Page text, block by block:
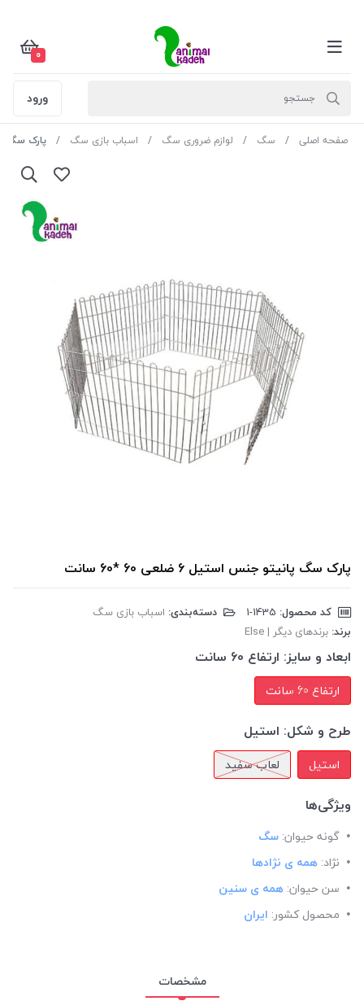
0
ورود
صفحه اصلی سگ لوازم ضروری سگ اسباب بازی سگ پارک سگ
پارک سگ پانیتو جنس استیل 6 ضلعی 60 *60 سانت
کد محصول: دسته‌بندی: اسباب بازی سگ
برند: برندهای دیگر | Else
ابعاد و سایز: ارتفاع 60 سانت
ارتفاع 60 سانت
طرح و شکل: استیل
استیل لعاب سفید
ویژگی‌ها
گونه حیوان: سگ
نژاد: همه ی نژادها
سن حیوان: همه ی سنین
محصول کشور: ایران
مشخصات